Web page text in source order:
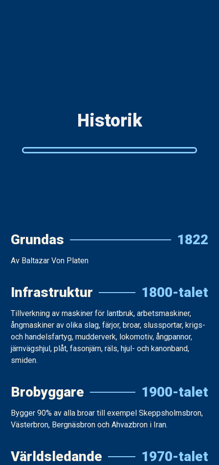
Historik
Grundas 1822
Av Baltazar Von Platen
Infrastruktur 1800-talet
Tillverkning av maskiner för lantbruk, arbetsmaskiner,
ångmaskiner av olika slag, färjor, broar, slussportar, krigs-
och handelsfartyg, mudderverk, lokomotiv, ångpannor,
järnvägshjul, plåt, fasonjärn, räls, hjul- och kanonband,
smiden.
Brobyggare 1900-talet
Bygger 90% av alla broar till exempel Skeppsholmsbron,
Västerbron, Bergnäsbron och Ahvazbron i Iran.
Världsledande 1970-talet